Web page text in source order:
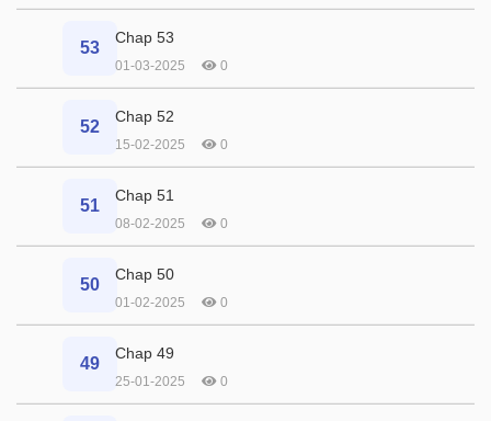
53
Chap 53
01-03-2025 0
52
Chap 52
15-02-2025 0
51
Chap 51
08-02-2025 0
50
Chap 50
01-02-2025 0
49
Chap 49
25-01-2025 0